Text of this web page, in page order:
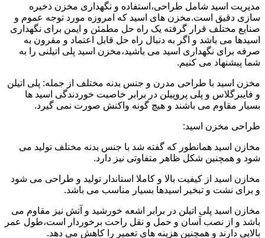
مدیریت اسید شامل طراحی،استفاده و نگهداری مخزن ذخیره
سازی دقیق است.مخزن های اسید که امروزه مورد توجه عموم و
صنایع مختلف قرار گرفته یک راه حل مطمئن و ایمن برای نگهداری
اسیدها می باشد و اگر به دنبال راه حل قابل اعتماد و مقرون به
صرفه برای نگهداری اسید می باشید،مخزن اسید پلی اتیلنی را به
شما پیشنهاد می کنیم.
مخزن اسید با طراحی مدرن و جنس بدنه مختلف از جمله: پلی اتیلن
و فایبرگلاس و پلی پروپیلن در برابر خاصیت خوردندگی اسید ها
بسیار مقاوم می باشند و هیچ گونه واکنش صورت نمی گیرد.
طراحی مخزن اسید:
مخازن اسید همانطور که گفته شد با جنس بدنه مختلف تولید می
شود و همچنین شکل ظاهر متفاوتی نیز دارد.
مخازن اسید از کیفیت بالا و کاملا استاندار تولید و طراحی می شود
و برای نشت و تبخیر اسیدها بسیار مناسب می باشد.
مخازن اسید پلی اتیلن در برابر اشعه خورشید و آتش نیز مقاوم می
باشد و از نصب آسان و حمل و نقل راحت برخوردار است،طول عمر
بالایی دارند و همچنین هزینه های تعمیر را کاهش می دهد.